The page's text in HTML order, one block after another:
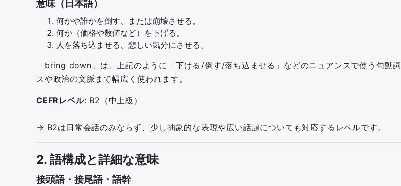
意味（日本語）
何かや誰かを倒す、または崩壊させる。
何か（価格や数値など）を下げる。
人を落ち込ませる、悲しい気分にさせる。
「bring down」は、上記のように「下げる/倒す/落ち込ませる」などのニュアンスで使う句動
スや政治の文脈まで幅広く使われます。
CEFRレベル: B2（中上級）
→ B2は日常会話のみならず、少し抽象的な表現や広い話題についても対応するレベルです。
2. 語構成と詳細な意味
接頭語・接尾語・語幹